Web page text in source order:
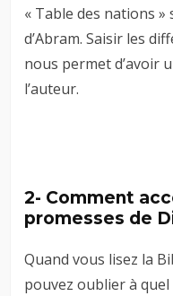
« Table des nations »
d’Abram. Saisir les
nous permet d’avoir
l’auteur.
2- Comment
promesses de
Quand vous lisez la
pouvez oublier à